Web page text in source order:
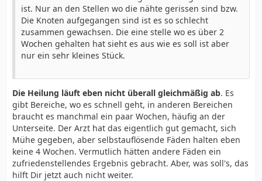
ist. Nur an den Stellen wo die nähte gerissen sind bzw.
Die Knoten aufgegangen sind ist es so schlecht
zusammen gewachsen. Die eine stelle wo es über 2
Wochen gehalten hat sieht es aus wie es soll ist aber
nur ein sehr kleines Stück.
Die Heilung läuft eben nicht überall gleichmäßig ab. Es
gibt Bereiche, wo es schnell geht, in anderen Bereichen
braucht es manchmal ein paar Wochen, häufig an der
Unterseite. Der Arzt hat das eigentlich gut gemacht, sich
Mühe gegeben, aber selbstauflösende Fäden halten eben
keine 4 Wochen. Vermutlich hätten andere Fäden ein
zufriedenstellendes Ergebnis gebracht. Aber, was soll's, das
hilft Dir jetzt auch nicht weiter.